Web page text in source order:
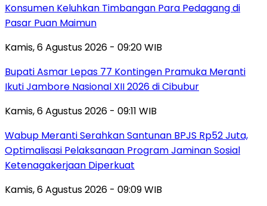
Konsumen Keluhkan Timbangan Para Pedagang di
Pasar Puan Maimun
Kamis, 6 Agustus 2026 - 09:20 WIB
Bupati Asmar Lepas 77 Kontingen Pramuka Meranti
Ikuti Jambore Nasional XII 2026 di Cibubur
Kamis, 6 Agustus 2026 - 09:11 WIB
Wabup Meranti Serahkan Santunan BPJS Rp52 Juta,
Optimalisasi Pelaksanaan Program Jaminan Sosial
Ketenagakerjaan Diperkuat
Kamis, 6 Agustus 2026 - 09:09 WIB